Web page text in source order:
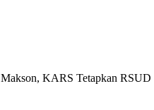
Makson, KARS Tetapkan RSUD